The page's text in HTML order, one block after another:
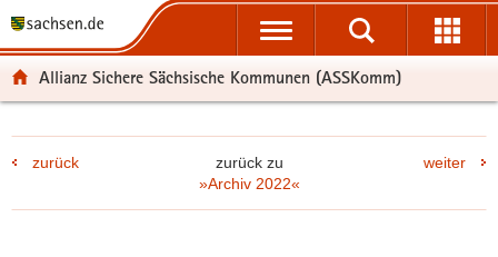
t
l
e
t
l
v
p
i
a
t
r
e
Allianz Sichere Sächsische Kommunen (ASSKomm)
zurück
zurück zu
»Archiv 2022«
weiter